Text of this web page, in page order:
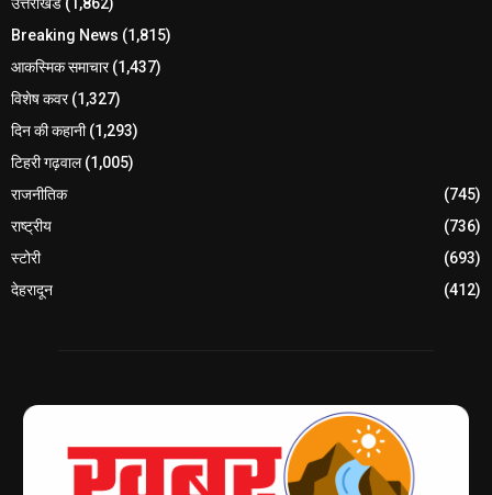
Breaking News (1,815)
आकस्मिक समाचार(1,437)
विशेष कवर(1,327)
दिन की कहानी(1,293)
टिहरी गढ़वाल(1,005)
राजनीतिक
(745)
राष्ट्रीय
(736)
स्टोरी
(693)
देहरादून
(412)